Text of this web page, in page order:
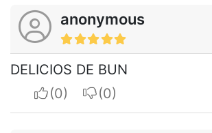
anonymous
DELICIOS DE BUN
I apreciateI do not appreciate